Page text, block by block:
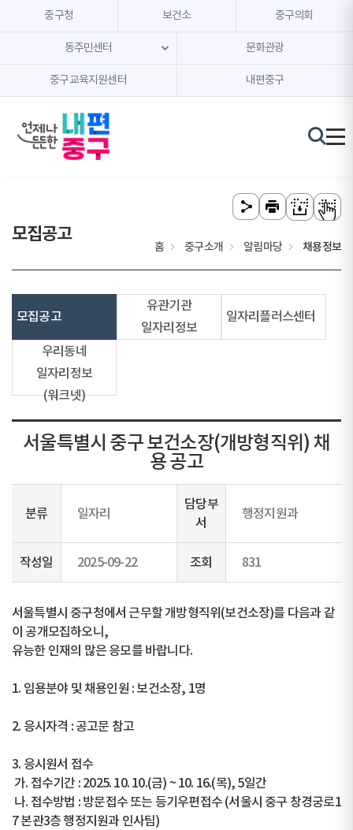
본문 내용 바로가기
주메뉴 바로가기
중구청 보건소 중구의회
동주민센터 문화관광
중구교육지원센터 내편중구
모집공고
홈 중구소개 알림마당 채용정보
모집공고
유관기관
일자리정보
일자리플러스센터
우리동네
일자리정보
(워크넷)
서울특별시 중구 보건소장(개방형직위) 채
용 공고
분류 일자리
담당부
서
행정지원과
작성일 2025-09-22 조회 831
서울특별시 중구청에서 근무할 개방형직위(보건소장)를 다음과 같
이 공개모집하오니,
유능한 인재의 많은 응모를 바랍니다.
1. 임용분야 및 채용인원 : 보건소장, 1명
2. 응시자격 : 공고문 참고
3. 응시원서 접수
가. 접수기간 : 2025. 10. 10.(금) ~ 10. 16.(목), 5일간
나. 접수방법 : 방문접수 또는 등기우편접수 (서울시 중구 창경궁로1
7 본관3층 행정지원과 인사팀)